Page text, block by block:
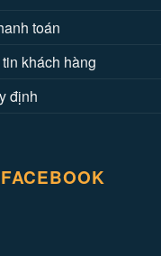
toán
khách hàng
định